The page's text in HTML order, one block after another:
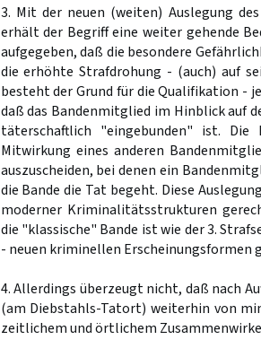
3. Mit der neuen (weiten) Auslegung
erhält der Begriff eine weiter gehende
aufgegeben, daß die besondere
die erhöhte Strafdrohung - (auch) auf
besteht der Grund für die Qualifikation -
daß das Bandenmitglied im Hinblick auf
täterschaftlich "eingebunden" ist. Die
Mitwirkung eines anderen
auszuscheiden, bei denen ein
die Bande die Tat begeht. Diese
moderner Kriminalitätsstrukturen
die "klassische" Bande ist wie der 3.
- neuen kriminellen Erscheinungsformen
4. Allerdings überzeugt nicht, daß nach
(am Diebstahls-Tatort) weiterhin von
zeitlichem und örtlichem